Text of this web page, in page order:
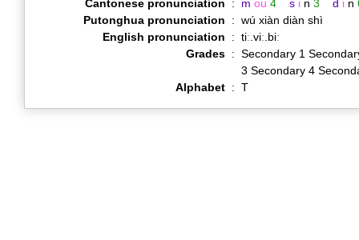
Cantonese pronunciation : m ou 4 s i n 3 d i n
Putonghua pronunciation
: wú xiàn diàn shì
English pronunciation
: tiː.viː.biː
Grades : Secondary 1
3 Secondary 4
Alphabet : T